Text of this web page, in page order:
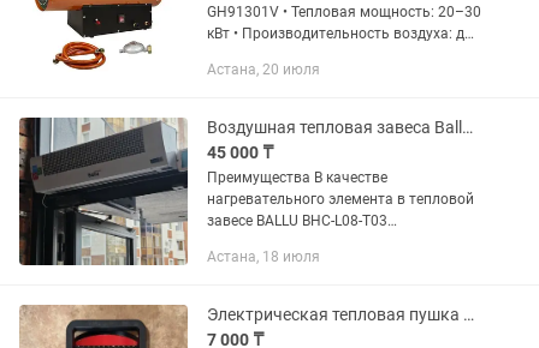
GH91301V • Тепловая мощность: 20–30
кВт • Производительность воздуха: до
Расход газа: 1,45–2,18 кг/ч •
Астана, 20 июля
Воздушная тепловая завеса Ballu BHC-L08-T03 настенный
45 000 ₸
Преимущества В качестве
нагревательного элемента в тепловой
завесе BALLU BHC-L08-T03
ТЭН, который не выжигает кислород.
листовой...
Астана, 18 июля
Электрическая тепловая пушка 3 кВт
7 000 ₸